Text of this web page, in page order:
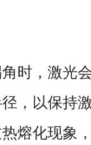
时，激光
，以保持
熔化现象